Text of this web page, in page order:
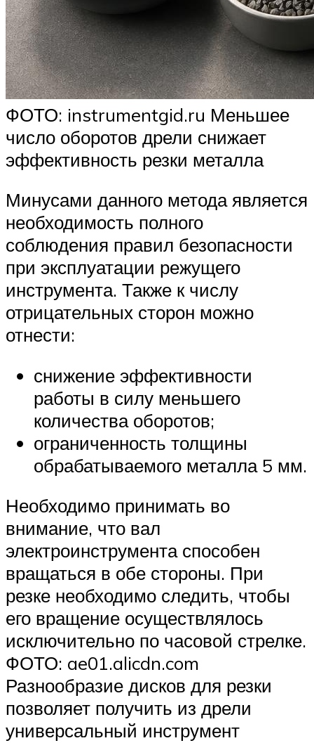
ФОТО: instrumentgid.ru Меньшее
число оборотов дрели снижает
эффективность резки металла
Минусами данного метода является
необходимость полного
соблюдения правил безопасности
при эксплуатации режущего
инструмента. Также к числу
отрицательных сторон можно
отнести:
снижение эффективности
работы в силу меньшего
количества оборотов;
ограниченность толщины
обрабатываемого металла 5 мм.
Необходимо принимать во
внимание, что вал
электроинструмента способен
вращаться в обе стороны. При
резке необходимо следить, чтобы
его вращение осуществлялось
исключительно по часовой стрелке.
ФОТО: ae01.alicdn.com
Разнообразие дисков для резки
позволяет получить из дрели
универсальный инструмент